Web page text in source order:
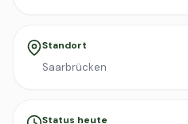
Standort
Saarbrücken
Status heute